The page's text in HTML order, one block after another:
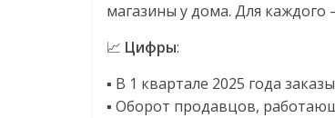
Сеть
меняет
людей
магазины у дома. Для
📈 Цифры:
▪️ В 1 квартале 2025 года
▪️ Оборот продавцов,